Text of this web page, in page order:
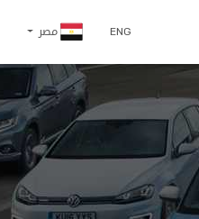
ENG مصر